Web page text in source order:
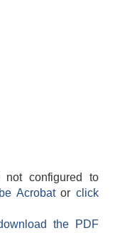
not configured to
Acrobatorclick
the PDF